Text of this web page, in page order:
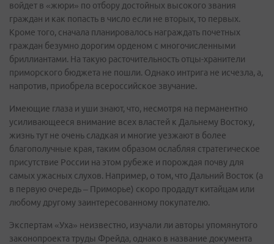
войдет в «жюри» по отбору достойных высокого звания
граждан и как попасть в число если не вторых, то первых.
Кроме того, сначала планировалось награждать почетных
граждан безумно дорогим орденом с многочисленными
бриллиантами. На такую расточительность отцы-хранители
приморского бюджета не пошли. Однако интрига не исчезла, а,
напротив, приобрела всероссийское звучание.
Имеющие глаза и уши знают, что, несмотря на перманентно
усиливающееся внимание всех властей к Дальнему Востоку,
жизнь тут не очень сладкая и многие уезжают в более
благополучные края, таким образом ослабляя стратегическое
присутствие России на этом рубеже и порождая почву для
самых ужасных слухов. Например, о том, что Дальний Восток (а
в первую очередь – Приморье) скоро продадут китайцам или
любому другому заинтересованному покупателю.
Экспертам «Уха» неизвестно, изучали ли авторы упомянутого
законопроекта труды Фрейда, однако в название документа